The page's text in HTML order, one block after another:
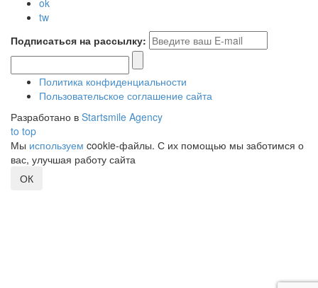
tw
Подписаться на рассылку:
Политика конфиденциальности
Пользовательское соглашение сайта
Разработано в Startsmile Agency
to top
Мы используем cookie-файлы. С их помощью мы заботимся о
вас, улучшая работу сайта
ОК